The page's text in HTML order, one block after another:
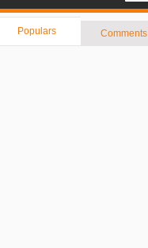
Populars Comments